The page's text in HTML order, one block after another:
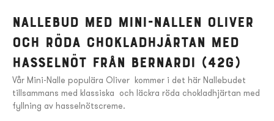
Nallebud med Mini-Nallen Oliver
och Röda Chokladhjärtan med
hasselnöt från Bernardi (42g)
Vår Mini-Nalle populära Oliver kommer i det här Nallebudet
tillsammans med klassiska och läckra röda chokladhjärtan med
fyllning av hasselnötscreme.